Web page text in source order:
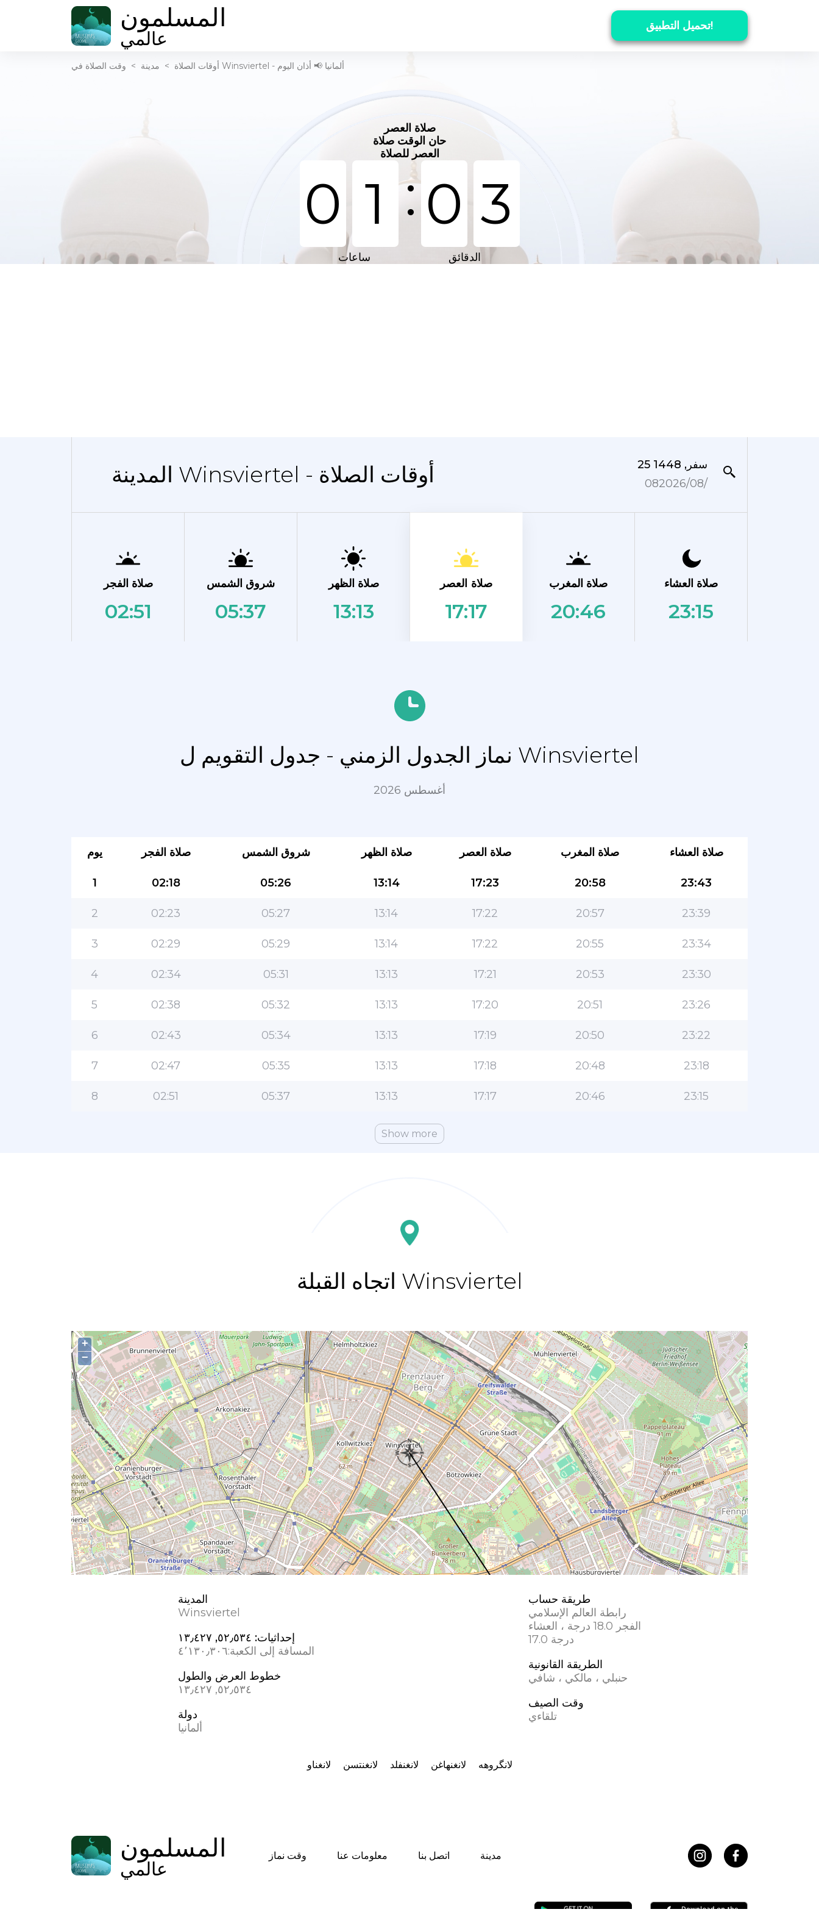
المسلمون
عالمي تحميل التطبيق!
أوقات الصلاة > مدينة > وقت الصلاة في Winsviertel - ألمانيا 📢 أذان اليوم
صلاة العصر
حان الوقت صلاة
العصر للصلاة
0 1 :0 3
ساعات الدقائق
المدينة Winsviertel - أوقات الصلاة
25 سفر, 1448
08‏/08‏/2026
صلاة الفجر
02:51
شروق الشمس
05:37
صلاة الظهر
13:13
صلاة العصر
17:17
صلاة المغرب
20:46
صلاة العشاء
23:15
نماز الجدول الزمني - جدول التقويم ل Winsviertel
أغسطس 2026
يوم صلاة الفجر شروق الشمس صلاة الظهر صلاة العصر صلاة المغرب صلاة العشاء
1 02:18 05:26 13:14 17:23 20:58 23:43
2 02:23 05:27 13:14 17:22 20:57 23:39
3 02:29 05:29 13:14 17:22 20:55 23:34
4 02:34 05:31 13:13 17:21 20:53 23:30
5 02:38 05:32 13:13 17:20 20:51 23:26
6 02:43 05:34 13:13 17:19 20:50 23:22
7 02:47 05:35 13:13 17:18 20:48 23:18
8 02:51 05:37 13:13 17:17 20:46 23:15
Show more
اتجاه القبلة Winsviertel
+
−
المدينة
Winsviertel
إحداثيات: ٥٢٫٥٣٤, ١٣٫٤٢٧
المسافة إلى الكعبة:٤٬١٣٠٫٣٠٦
خطوط العرض والطول
٥٢٫٥٣٤, ١٣٫٤٢٧
دولة
ألمانيا
طريقة حساب
رابطة العالم الإسلامي
الفجر 18.0 درجة ، العشاء
17.0 درجة
الطريقة القانونية
حنبلي ، مالكي ، شافي
وقت الصيف
تلقاءي
لانغناو لانغنتسن لانغنفلد لانغنهاغن لانگروهه
المسلمون
عالمي وقت نماز معلومات عنا اتصل بنا مدينة
التطبيق الأكثر شعبية للمسلمين!
التطبيق الإسلامي الشهير لنمط الحياة ، مع ميزات سهلة